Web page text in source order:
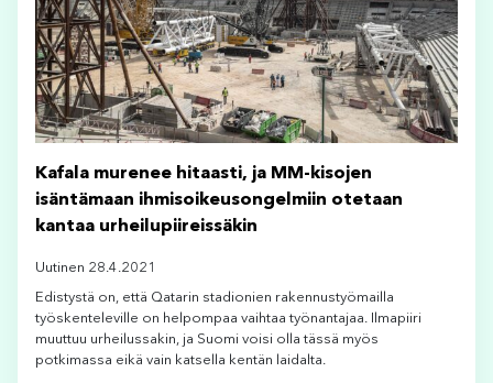
Kafala murenee hitaasti, ja MM-kisojen
isäntämaan ihmisoikeusongelmiin otetaan
kantaa urheilupiireissäkin
Uutinen 28.4.2021
Edistystä on, että Qatarin stadionien rakennustyömailla
työskenteleville on helpompaa vaihtaa työnantajaa. Ilmapiiri
muuttuu urheilussakin, ja Suomi voisi olla tässä myös
potkimassa eikä vain katsella kentän laidalta.